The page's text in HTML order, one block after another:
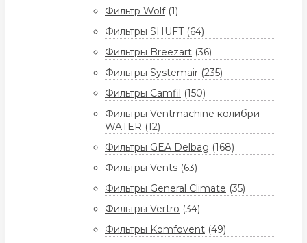
Фильтр Wolf (1)
Фильтры SHUFT (64)
Фильтры Breezart (36)
Фильтры Systemair (235)
Фильтры Camfil (150)
Фильтры Ventmachine колибри
WATER (12)
Фильтры GEA Delbag (168)
Фильтры Vents (63)
Фильтры General Climate (35)
Фильтры Vertro (34)
Фильтры Komfovent (49)